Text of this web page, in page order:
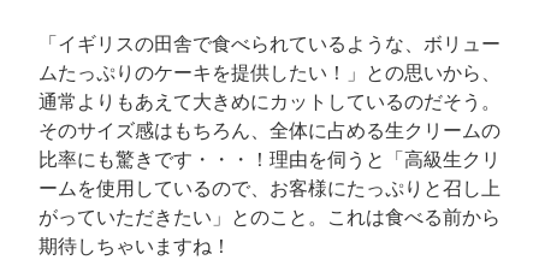
「イギリスの田舎で食べられているような、ボリュー
ムたっぷりのケーキを提供したい！」との思いから、
通常よりもあえて大きめにカットしているのだそう。
そのサイズ感はもちろん、全体に占める生クリームの
比率にも驚きです・・・！理由を伺うと「高級生クリ
ームを使用しているので、お客様にたっぷりと召し上
がっていただきたい」とのこと。これは食べる前から
期待しちゃいますね！